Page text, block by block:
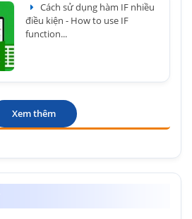
Cách sử dụng hàm IF nhiều
điều kiện - How to use IF
function...
Xem thêm